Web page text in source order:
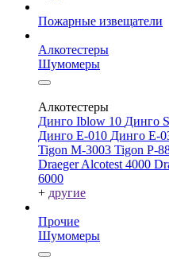
Пожарные извещатели
Алкотестеры
Шумомеры
Алкотестеры
Динго Iblow 10 Динго
Динго Е-010 Динго Е-
Tigon M-3003 Tigon P-
Draeger Alcotest 4000
6000
+ другие
Прочие
Шумомеры